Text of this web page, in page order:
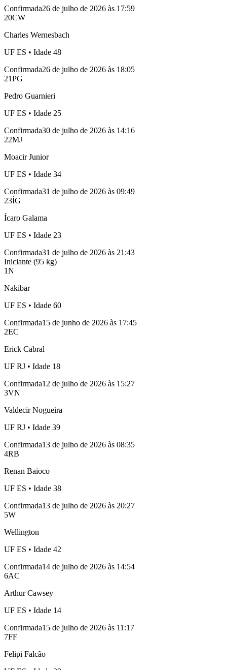
Confirmada26 de julho de 2026 às 17:59
20CW
Charles Wernesbach
UF ES • Idade 48
Confirmada26 de julho de 2026 às 18:05
21PG
Pedro Guarnieri
UF ES • Idade 25
Confirmada30 de julho de 2026 às 14:16
22MJ
Moacir Junior
UF ES • Idade 34
Confirmada31 de julho de 2026 às 09:49
23ÍG
Ícaro Galama
UF ES • Idade 23
Confirmada31 de julho de 2026 às 21:43
Iniciante (95 kg)
1N
Nakibar
UF ES • Idade 60
Confirmada15 de junho de 2026 às 17:45
2EC
Erick Cabral
UF RJ • Idade 18
Confirmada12 de julho de 2026 às 15:27
3VN
Valdecir Nogueira
UF RJ • Idade 39
Confirmada13 de julho de 2026 às 08:35
4RB
Renan Baioco
UF ES • Idade 38
Confirmada13 de julho de 2026 às 20:27
5W
Wellington
UF ES • Idade 42
Confirmada14 de julho de 2026 às 14:54
6AC
Arthur Cawsey
UF ES • Idade 14
Confirmada15 de julho de 2026 às 11:17
7FF
Felipi Falcão